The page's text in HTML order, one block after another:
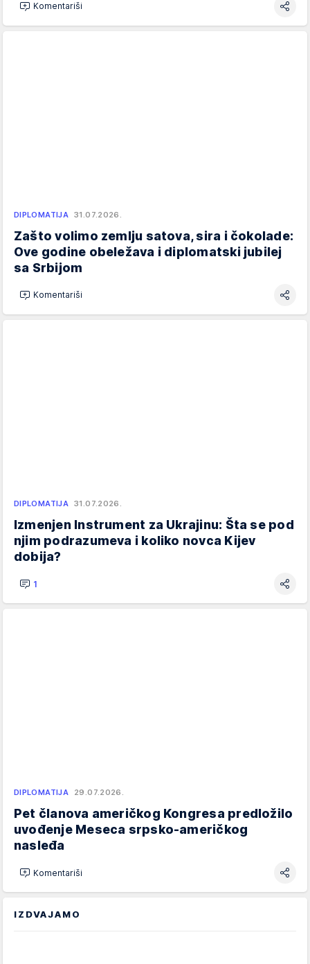
Komentariši
DIPLOMATIJA 31.07.2026.
Zašto volimo zemlju satova, sira i čokolade:
Ove godine obeležava i diplomatski jubilej
sa Srbijom
Komentariši
DIPLOMATIJA 31.07.2026.
Izmenjen Instrument za Ukrajinu: Šta se pod
njim podrazumeva i koliko novca Kijev
dobija?
1
DIPLOMATIJA 29.07.2026.
Pet članova američkog Kongresa predložilo
uvođenje Meseca srpsko-američkog
nasleđa
Komentariši
IZDVAJAMO